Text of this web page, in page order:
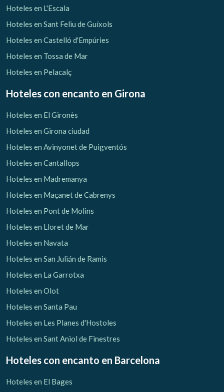
Hoteles en L'Escala
Hoteles en Sant Feliu de Guíxols
Hoteles en Castelló d'Empúries
Hoteles en Tossa de Mar
Hoteles en Pelacalç
Hoteles con encanto en Girona
Hoteles en El Gironès
Hoteles en Girona ciudad
Hoteles en Avinyonet de Puigventós
Hoteles en Cantallops
Hoteles en Madremanya
Hoteles en Maçanet de Cabrenys
Hoteles en Pont de Molins
Hoteles en Lloret de Mar
Hoteles en Navata
Hoteles en San Julián de Ramis
Hoteles en La Garrotxa
Hoteles en Olot
Hoteles en Santa Pau
Hoteles en Les Planes d'Hostoles
Hoteles en Sant Aniol de Finestres
Hoteles con encanto en Barcelona
Hoteles en El Bages